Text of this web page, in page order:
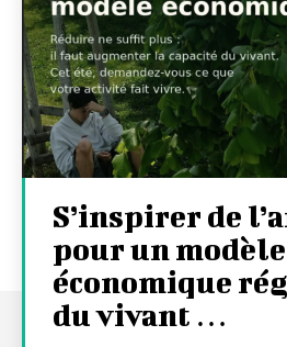
S’inspirer de
pour un modèle
économique
du vivant …